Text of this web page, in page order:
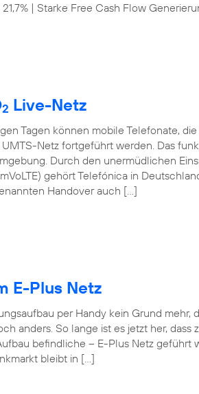
| Starke Free Cash Flow
2 Live-Netz
Tagen können mobile Telefonate, die
Netz fortgeführt werden. Das
Durch den unermüdlichen
gehört Telefónica in
Handover auch […]
E-Plus Netz
per Handy kein Grund mehr,
anders. So lange ist es jetzt her, dass
befindliche – E-Plus Netz geführt
bleibt in […]